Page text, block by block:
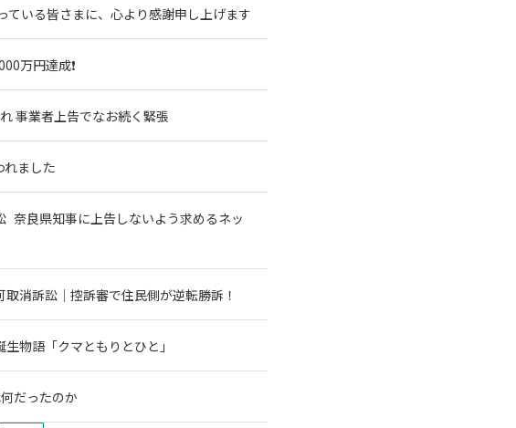
ている皆さまに、心より感謝申し上げます
万円達成❗
事業者上告でなお続く緊張
れました
奈良県知事に上告しないよう求めるネッ
消訴訟｜控訴審で住民側が逆転勝訴！
物語「クマともりとひと」
だったのか